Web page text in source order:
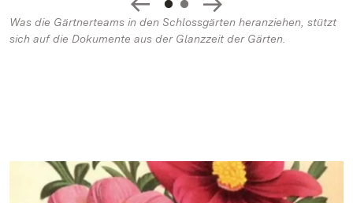
Was die Gärtnerteams in den Schlossgärten heranziehen, stützt
sich auf die Dokumente aus der Glanzzeit der Gärten.